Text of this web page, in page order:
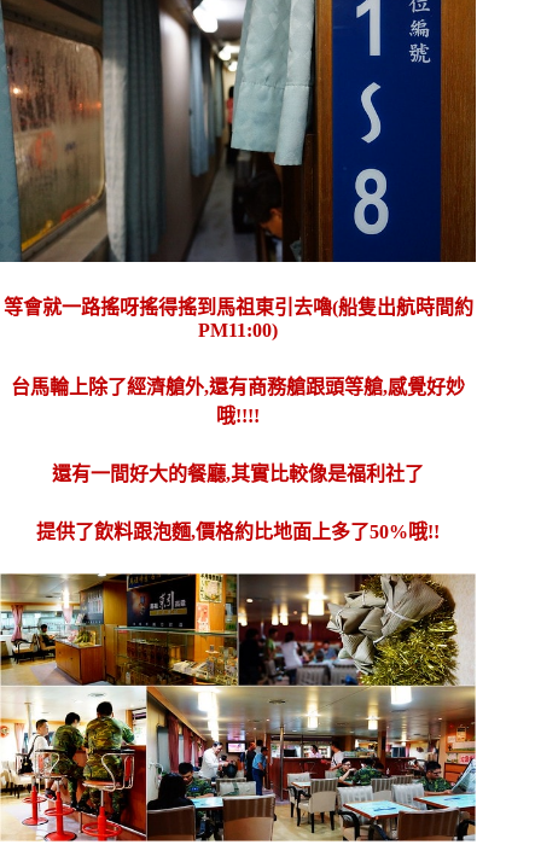
等會就一路搖呀搖得搖到馬祖東引去嚕(船隻出航時間約
PM11:00)
台馬輪上除了經濟艙外,還有商務艙跟頭等艙,感覺好妙
哦!!!!
還有一間好大的餐廳,其實比較像是福利社了
提供了飲料跟泡麵,價格約比地面上多了50%哦!!